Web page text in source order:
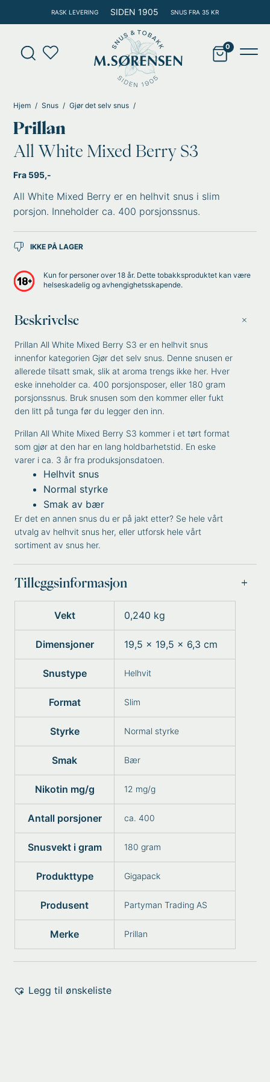
rett
innholdet
RASK LEVERING SIDEN 1905 SNUS FRA 35 KR
Products
search
Hjem Snus Gjør det selv snus
Prillan
All White Mixed Berry S3
Fra 595,-
All White Mixed Berry er en helhvit snus i slim
porsjon. Inneholder ca. 400 porsjonssnus.
IKKE PÅ LAGER
Kun for personer over 18 år. Dette tobakksproduktet kan være
helseskadelig og avhengighetsskapende.
Beskrivelse
Prillan All White Mixed Berry S3 er en helhvit snus
innenfor kategorien Gjør det selv snus. Denne snusen er
allerede tilsatt smak, slik at aroma trengs ikke her. Hver
eske inneholder ca. 400 porsjonsposer, eller 180 gram
porsjonssnus. Bruk snusen som den kommer eller fukt
den litt på tunga før du legger den inn.
Prillan All White Mixed Berry S3 kommer i et tørt format
som gjør at den har en lang holdbarhetstid. En eske
varer i ca. 3 år fra produksjonsdatoen.
Helhvit snus
Normal styrke
Smak av bær
Er det en annen snus du er på jakt etter? Se hele vårt
utvalg av helhvit snus her, eller utforsk hele vårt
sortiment av snus her.
Tilleggsinformasjon
Vekt 0,240 kg
Dimensjoner 19,5 × 19,5 × 6,3 cm
Snustype Helhvit
Format Slim
Styrke Normal styrke
Smak Bær
Nikotin mg/g 12 mg/g
Antall porsjoner ca. 400
Snusvekt i gram 180 gram
Produkttype Gigapack
Produsent Partyman Trading AS
Merke Prillan
Legg til ønskeliste